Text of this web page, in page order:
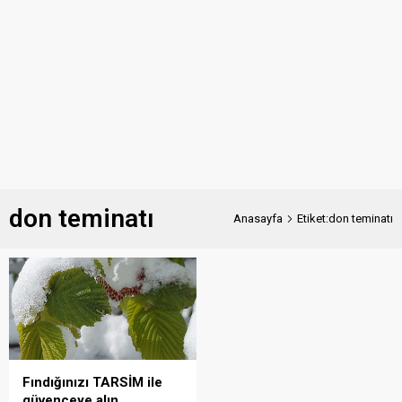
don teminatı Anasayfa Etiket:don teminatı
Fındığınızı TARSİM ile